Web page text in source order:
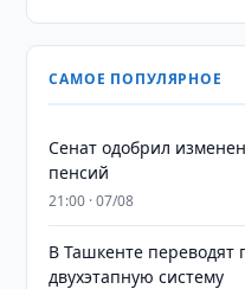
САМОЕ ПОПУЛЯРНОЕ
Сенат одобрил
пенсий
21:00 · 07/08
В Ташкенте переводят
двухэтапную систему